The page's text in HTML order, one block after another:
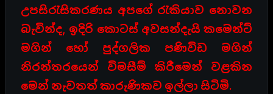
උපසිරැසිකරණය අපගේ රැකියාව නොවන
බැවින්ද, ඉදිරි කොටස් අවසන්දැයි කමෙන්ට්
මගින් හෝ පුද්ගලික පණිවිඩ මගින්
නිරන්තරයෙන් විමසීම් කිරීමෙන් වළකින
මෙන් නැවතත් කාරුණිකව ඉල්ලා සිටිමි.